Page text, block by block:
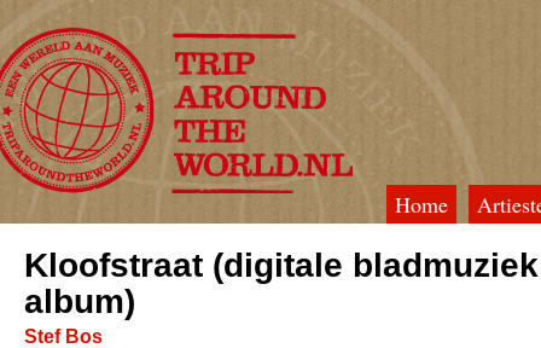
Home
Kloofstraat (digitale bladmuziek
album)
Stef Bos